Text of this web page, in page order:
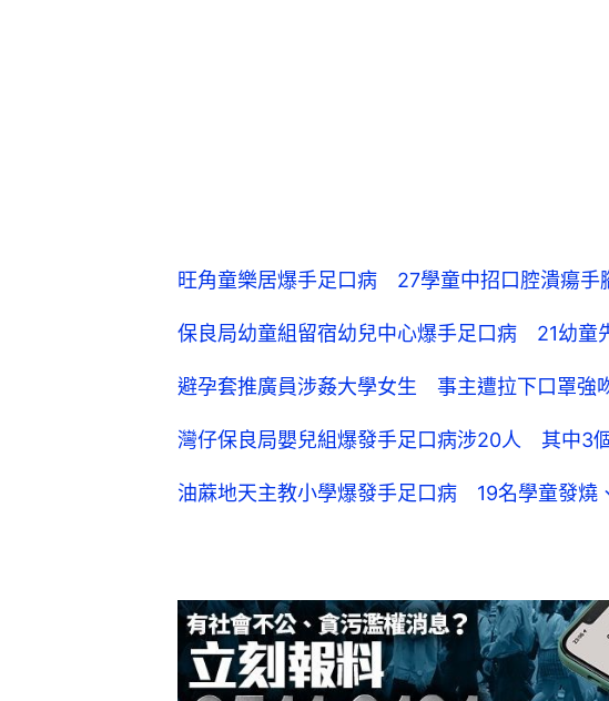
旺角童樂居爆手足口病 27學童中招口腔潰瘍
保良局幼童組留宿幼兒中心爆手足口病 21幼童
避孕套推廣員涉姦大學女生 事主遭拉下口罩
灣仔保良局嬰兒組爆發手足口病涉20人 其中3
油蔴地天主教小學爆發手足口病 19名學童發燒